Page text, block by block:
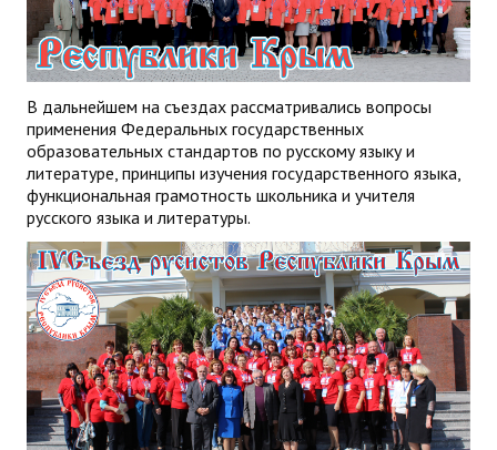
В дальнейшем на съездах рассматривались вопросы
применения Федеральных государственных
образовательных стандартов по русскому языку и
литературе, принципы изучения государственного языка,
функциональная грамотность школьника и учителя
русского языка и литературы.